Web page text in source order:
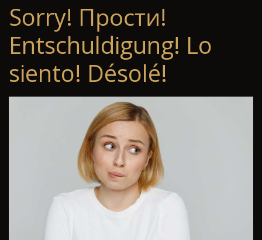
Sorry! Прости!
Entschuldigung! Lo
siento! Désolé!